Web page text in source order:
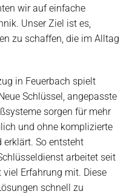
wir auf einfache
Unser Ziel ist es,
zu schaffen, die im Alltag
in Feuerbach spielt
Schlüssel, angepasste
sorgen für mehr
und ohne komplizierte
erklärt. So entsteht
arbeitet seit
Erfahrung mit. Diese
schnell zu